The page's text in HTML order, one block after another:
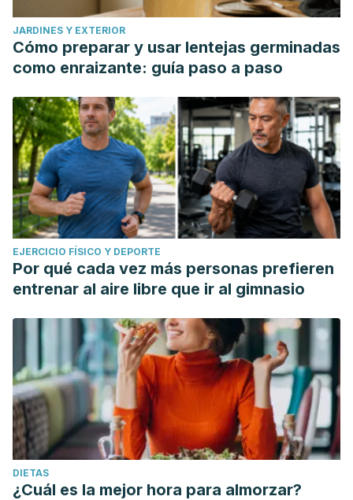
JARDINES Y EXTERIOR
Cómo preparar y usar lentejas germinadas
como enraizante: guía paso a paso
EJERCICIO FÍSICO Y DEPORTE
Por qué cada vez más personas prefieren
entrenar al aire libre que ir al gimnasio
DIETAS
¿Cuál es la mejor hora para almorzar?